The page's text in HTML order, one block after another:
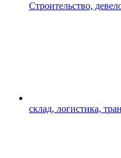
Строительство,
склад, логистика,